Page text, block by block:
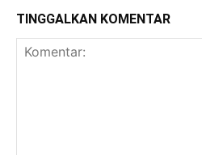
TINGGALKAN KOMENTAR